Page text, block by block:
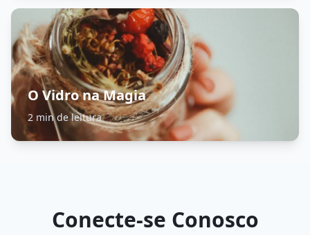
O Vidro na Magia
2 min de leitura
Conecte-se Conosco